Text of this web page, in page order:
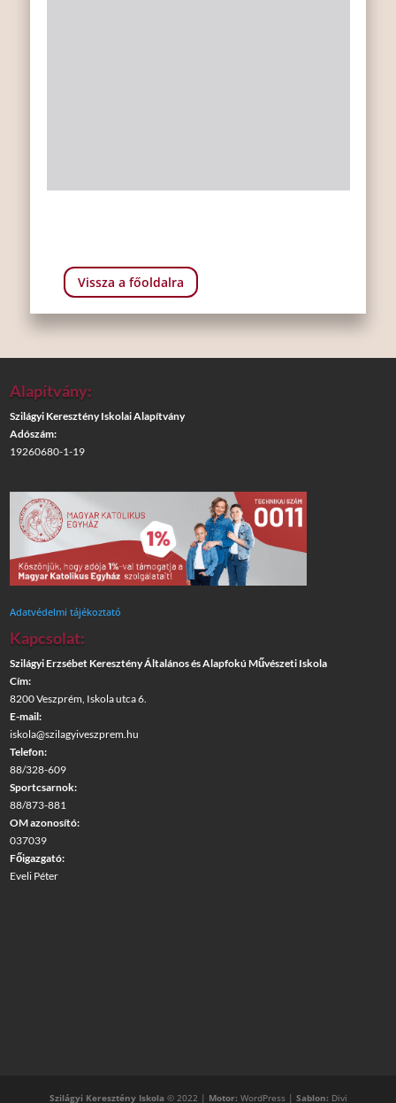
Vissza a főoldalra
Alapítvány:
Szilágyi Keresztény Iskolai Alapítvány
Adószám:
19260680-1-19
Adatvédelmi tájékoztató
Kapcsolat:
Szilágyi Erzsébet Keresztény Általános és Alapfokú Művészeti Iskola
Cím:
8200 Veszprém, Iskola utca 6.
E-mail:
iskola@szilagyiveszprem.hu
Telefon:
88/328-609
Sportcsarnok:
88/873-881
OM azonosító:
037039
Főigazgató:
Eveli Péter
Szilágyi Keresztény Iskola© 2022 | Motor: WordPress | Sablon: Divi